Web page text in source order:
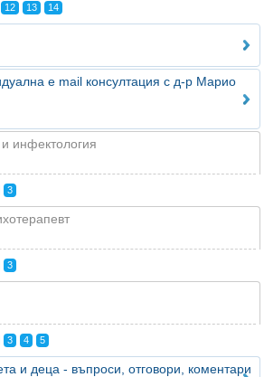
12 13 14
e mail консултация с д-р Марио
инфектология
3
3
3 4 5
и деца - въпроси, отговори, коментари